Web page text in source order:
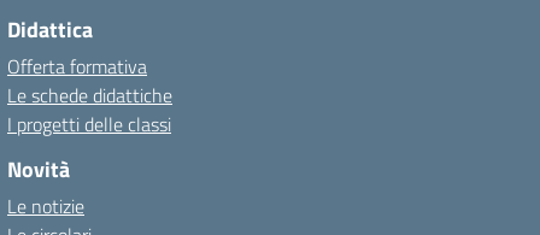
Didattica
Offerta formativa
Le schede didattiche
I progetti delle classi
Novità
Le notizie